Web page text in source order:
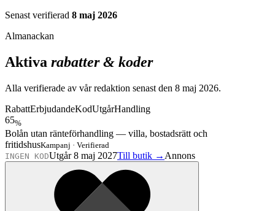
Senast verifierad 8 maj 2026
Almanackan
Aktiva rabatter & koder
Alla verifierade av vår redaktion senast den 8 maj 2026.
RabattErbjudandeKodUtgårHandling
65%
Bolån utan ränteförhandling — villa, bostadsrätt och
fritidshusKampanj · Verifierad
INGEN KODUtgår 8 maj 2027Till butik → Annons